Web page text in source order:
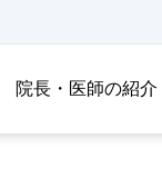
院長・医師の紹介